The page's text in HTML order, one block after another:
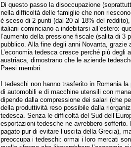
Di questo passo la disoccupazione
nella difficoltà delle famiglie che non
è sceso di 2 punti (dal 20 al 18% del
italiani cominciano a indebitarsi all’estero:
l’aumento della pressione fiscale (salita di 3
pubblico. Alla fine degli anni Novanta,
L’economia tedesca cresce perché più degli
austriaca, dimostrano che le aziende
Paesi membri.
I tedeschi non hanno trasferito in Romania
di automobili e di macchine utensili con
dipende dalla compressione dei salari (che
della produttività reso possibile dalla
tedesca. Senza le difficoltà del Sud
esportazioni tedesche ne avrebbero sofferto.
pagato pur di evitare l’uscita della Grecia),
preoccupa i tedeschi: ormai i loro mercati